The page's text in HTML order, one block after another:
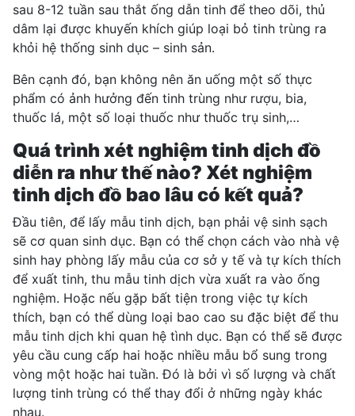
sau 8-12 tuần sau thắt ống dẫn tinh để theo dõi, thủ
dâm lại được khuyến khích giúp loại bỏ tinh trùng ra
khỏi hệ thống sinh dục – sinh sản.
Bên cạnh đó, bạn không nên ăn uống một số thực
phẩm có ảnh hưởng đến tinh trùng như rượu, bia,
thuốc lá, một số loại thuốc như thuốc trụ sinh,…
Quá trình xét nghiệm tinh dịch đồ
diễn ra như thế nào? Xét nghiệm
tinh dịch đồ bao lâu có kết quả?
Đầu tiên, để lấy mẫu tinh dịch, bạn phải vệ sinh sạch
sẽ cơ quan sinh dục. Bạn có thể chọn cách vào nhà vệ
sinh hay phòng lấy mẫu của cơ sở y tế và tự kích thích
để xuất tinh, thu mẫu tinh dịch vừa xuất ra vào ống
nghiệm. Hoặc nếu gặp bất tiện trong việc tự kích
thích, bạn có thể dùng loại bao cao su đặc biệt để thu
mẫu tinh dịch khi quan hệ tình dục. Bạn có thể sẽ được
yêu cầu cung cấp hai hoặc nhiều mẫu bổ sung trong
vòng một hoặc hai tuần. Đó là bởi vì số lượng và chất
lượng tinh trùng có thể thay đổi ở những ngày khác
nhau.